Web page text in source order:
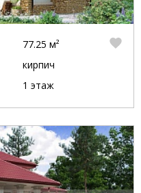
77.25 м²
кирпич
1 этаж